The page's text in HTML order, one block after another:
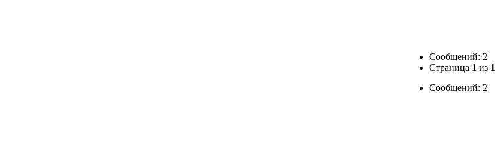
Сообщений: 2
Страница 1 из 1
Сообщений: 2